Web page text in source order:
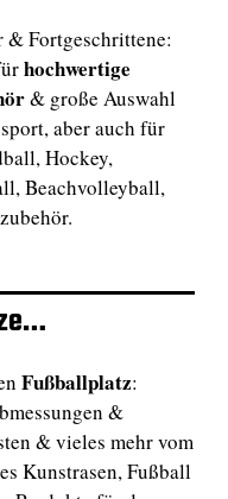
Fortgeschrittene:
hochwertige
& große Auswahl
aber auch für
Hockey,
Beachvolleyball,
Fußballplatz:
&
& vieles mehr vom
Kunstrasen, Fußball